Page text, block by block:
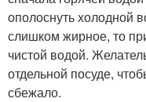
ополоснуть холодной
слишком жирное, то
чистой водой.
отдельной посуде,
сбежало.